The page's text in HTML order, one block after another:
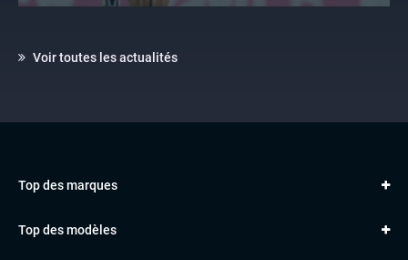
Voir toutes les actualités
Top des marques
VOLKSWAGEN
Top des modèles